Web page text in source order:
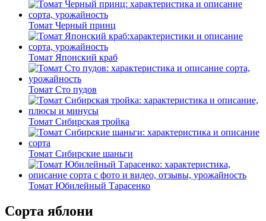
Томат Черный принц
Томат Японский краб
Томат Сто пудов
Томат Сибирская тройка
Томат Сибирские шаньги
Томат Юбилейный Тарасенко
Сорта яблони